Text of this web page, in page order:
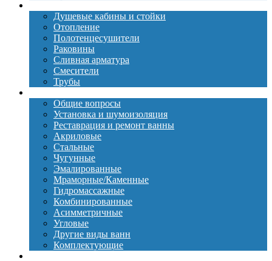
Душевые кабины и стойки
Отопление
Полотенцесушители
Раковины
Сливная арматура
Смесители
Трубы
Общие вопросы
Установка и шумоизоляция
Реставрация и ремонт ванны
Акриловые
Стальные
Чугунные
Эмалированные
Мраморные/Каменные
Гидромассажные
Комбинированные
Асимметричные
Угловые
Другие виды ванн
Комплектующие